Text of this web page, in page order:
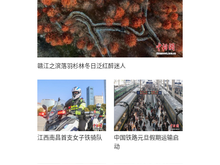
赣江之滨落羽杉林冬日泛红醉迷人
江西南昌首支女子铁骑队
中国铁路元旦假期运输启
动